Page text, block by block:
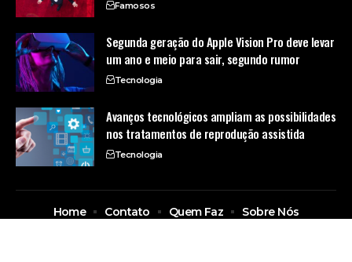
Famosos
Segunda geração do Apple Vision Pro deve levar
um ano e meio para sair, segundo rumor
Tecnologia
Avanços tecnológicos ampliam as possibilidades
nos tratamentos de reprodução assistida
Tecnologia
Home Contato Quem Faz Sobre Nós